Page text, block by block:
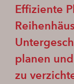
Effiziente
planen
zu